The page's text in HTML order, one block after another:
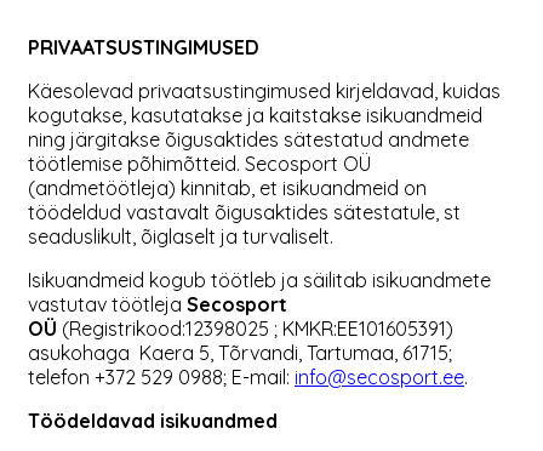
PRIVAATSUSTINGIMUSED
Käesolevad privaatsustingimused kirjeldavad, kuidas
kogutakse, kasutatakse ja kaitstakse isikuandmeid
ning järgitakse õigusaktides sätestatud andmete
töötlemise põhimõtteid. Secosport OÜ
(andmetöötleja) kinnitab, et isikuandmeid on
töödeldud vastavalt õigusaktides sätestatule, st
seaduslikult, õiglaselt ja turvaliselt.
Isikuandmeid kogub töötleb ja säilitab isikuandmete
vastutav töötleja Secosport
OÜ (Registrikood:12398025 ; KMKR:EE101605391)
asukohaga Kaera 5, Tõrvandi, Tartumaa, 61715;
telefon +372 529 0988; E-mail: info@secosport.ee.
Töödeldavad isikuandmed